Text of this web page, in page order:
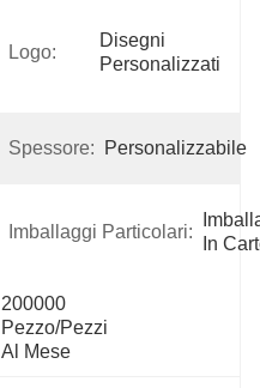
Logo:
Disegni
Personalizzati
Spessore: Personalizzabile
Imballaggi Particolari:
In
200000
Pezzo/pezzi
Al Mese